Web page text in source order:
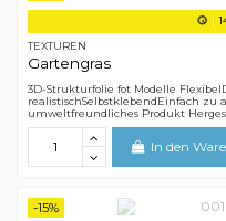
TEXTUREN
Gartengras
3D-Strukturfolie fot Modelle
realistischSelbstklebendEinfach zu
umweltfreundliches Produkt
In den
-15%